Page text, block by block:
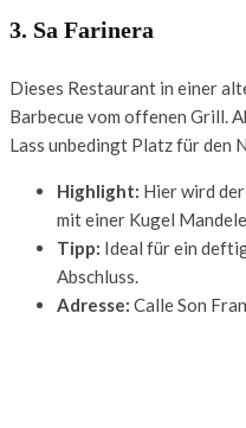
3. Sa Farinera
Dieses Restaurant in einer
Barbecue vom offenen Grill.
Lass unbedingt Platz für den
Highlight: Hier wird
mit einer Kugel
Tipp: Ideal für ein
Abschluss.
Adresse: Calle Son